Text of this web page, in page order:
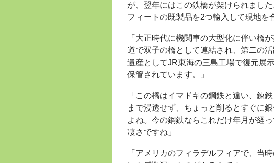
が、翌年にはこの鉄橋が架けられまし
フィートの既製品を2つ輸入して現地を
「大正時代に機関車の大型化に伴い橋
道で双子の橋として連結され、第二の
遺産としてJR東海の三島工場で復元展
保管されています。」
「この橋はイマドキの鋼鉄と違い、錬
まで浸透せず、ちょっと削るとすぐに
よね。今の鋼鉄ならこれだけ年月が経
凄さですね」
「アメリカのフィラデルフィアで、当